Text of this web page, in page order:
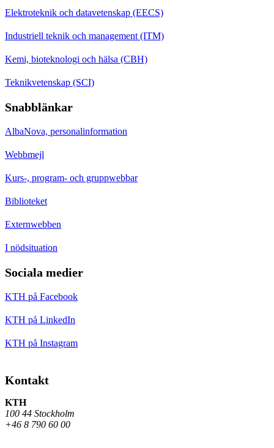
Elektroteknik och datavetenskap (EECS)
Industriell teknik och management (ITM)
Kemi, bioteknologi och hälsa (CBH)
Teknikvetenskap (SCI)
Snabblänkar
AlbaNova, personalinformation
Webbmejl
Kurs-, program- och gruppwebbar
Biblioteket
Externwebben
I nödsituation
Sociala medier
KTH på Facebook
KTH på LinkedIn
KTH på Instagram
Kontakt
KTH
100 44 Stockholm
+46 8 790 60 00